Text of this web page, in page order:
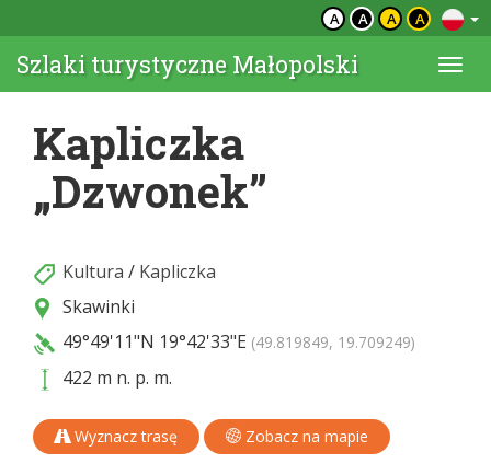
A A A A
Szlaki turystyczne Małopolski
Kapliczka
„Dzwonek”
Kultura / Kapliczka
Skawinki
49°49'11"N 19°42'33"E (49.819849, 19.709249)
422 m n. p. m.
Wyznacz trasę Zobacz na mapie